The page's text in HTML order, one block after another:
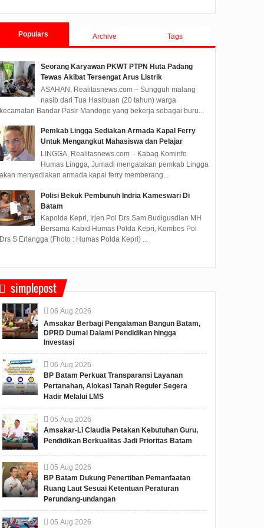
Populars Archive Tags
Seorang Karyawan PKWT PTPN Huta Padang
Tewas Akibat Tersengat Arus Listrik
ASAHAN, Realitasnews.com – Sungguh malang
nasib dari Tua Hasibuan (20 tahun) warga
kecamatan Bandar Pasir Mandoge yang bekerja sebagai buru...
Pemkab Lingga Sediakan Armada Kapal Ferry
Untuk Mengangkut Mahasiswa dan Pelajar
LINGGA, Realitasnews.com - Kabag Kominfo
Humas Lingga, Jumadi mengatakan pemkab Lingga
akan menyediakan armada kapal ferry memberang...
Polisi Bekuk Pembunuh Indria Kameswari Di
Batam
Kapolda Kepri, Irjen Pol Drs Sam Budigusdian MH
Bersama Kabid Humas Polda Kepri, Kombes Pol
Drs S Erlangga (Fhoto : Humas Polda Kepri) ...
simplepost
06 Aug 2026
Amsakar Berbagi Pengalaman Bangun Batam,
DPRD Dumai Dalami Pendidikan hingga
Investasi
06 Aug 2026
BP Batam Perkuat Transparansi Layanan
Pertanahan, Alokasi Tanah Reguler Segera
Hadir Melalui LMS
05 Aug 2026
Amsakar-Li Claudia Petakan Kebutuhan Guru,
Pendidikan Berkualitas Jadi Prioritas Batam
05 Aug 2026
BP Batam Dukung Penertiban Pemanfaatan
Ruang Laut Sesuai Ketentuan Peraturan
Perundang-undangan
05 Aug 2026